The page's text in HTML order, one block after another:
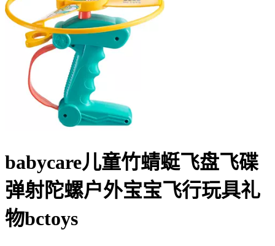
babycare儿童竹蜻蜓飞盘飞碟
弹射陀螺户外宝宝飞行玩具礼
物bctoys